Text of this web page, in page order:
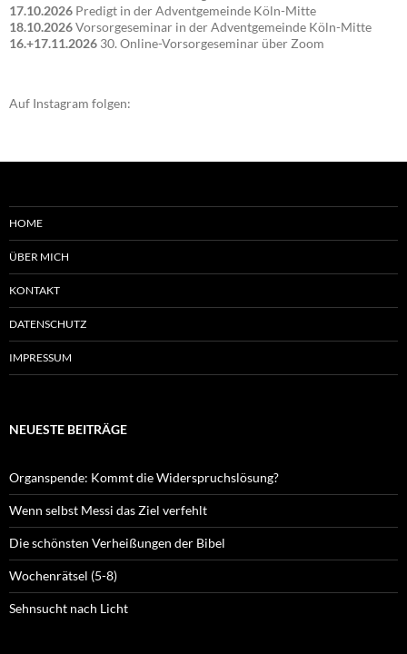
17.10.2026 Predigt in der Adventgemeinde Köln-Mitte
18.10.2026Vorsorgeseminar in der Adventgemeinde Köln-Mitte
16.+17.11.2026 30. Online-Vorsorgeseminar über Zoom
Auf Instagram folgen:
HOME
ÜBER MICH
KONTAKT
DATENSCHUTZ
IMPRESSUM
NEUESTE BEITRÄGE
Organspende: Kommt die Widerspruchslösung?
Wenn selbst Messi das Ziel verfehlt
Die schönsten Verheißungen der Bibel
Wochenrätsel (5-8)
Sehnsucht nach Licht